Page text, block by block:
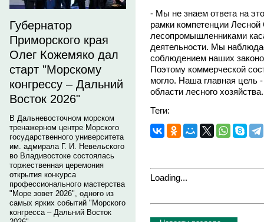
Губернатор
Приморского края
Олег Кожемяко дал
старт "Морскому
конгрессу – Дальний
Восток 2026"
В Дальневосточном морском
тренажерном центре Морского
государственного университета
им. адмирала Г. И. Невельского
во Владивостоке состоялась
торжественная церемония
открытия конкурса
профессионального мастерства
"Море зовет 2026", одного из
самых ярких событий "Морского
конгресса – Дальний Восток
- Мы не знаем ответа на
рамки компетенции
лесопромышленниками
деятельности. Мы
соблюдением наших
Поэтому коммерческой
могло. Наша главная цель
области лесного хозяйства.
Теги:
Loading...